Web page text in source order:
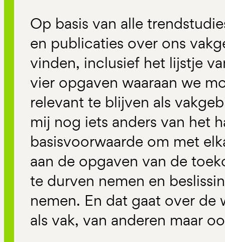
Op basis van alle
en publicaties over ons
vinden, inclusief het lijstje
vier opgaven waaraan we
relevant te blijven als
mij nog iets anders van het
basisvoorwaarde om met
aan de opgaven van de
te durven nemen en
nemen. En dat gaat over de
als vak, van anderen maar